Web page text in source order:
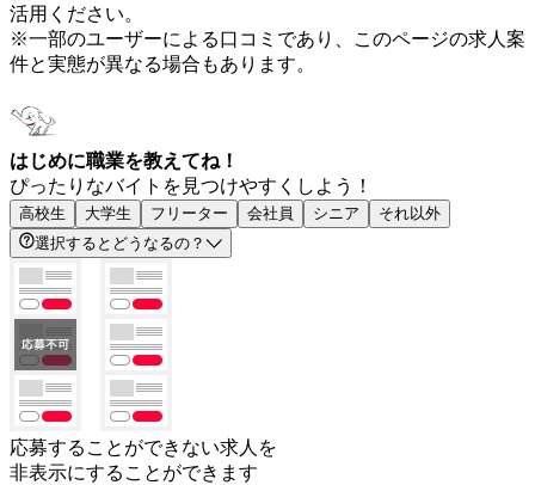
活用ください。
※一部のユーザーによる口コミであり、このページの求人案
件と実態が異なる場合もあります。
はじめに職業を教えてね！
ぴったりなバイトを見つけやすくしよう！
高校生 大学生 フリーター 会社員 シニア
それ以外
選択するとどうなるの？
応募することができない求人を
非表示にすることができます